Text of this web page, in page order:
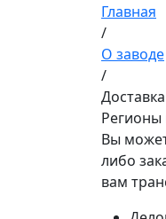
Главная
/
О заводе
/
Доставка
Регионы
Вы
либо
вам